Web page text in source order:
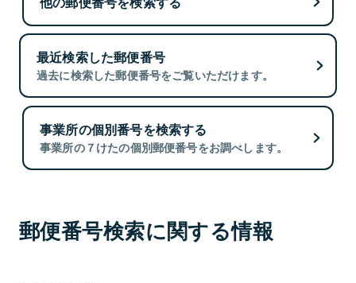
最近検索した郵便番号
過去に検索した郵便番号をご覧いただけます。
事業所の個別番号を検索する
事業所の７けたの個別郵便番号をお調べします。
郵便番号検索に関する情報